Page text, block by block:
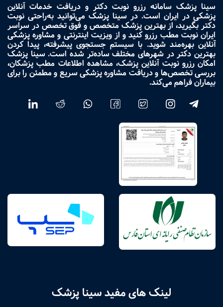
سینا پزشک سامانه رزرو نوبت دکتر و دریافت خدمات آنلاین
پزشکی در ایران است. در سینا پزشک می‌توانید به‌راحتی نوبت
دکتر بگیرید، از بهترین پزشک متخصص و فوق تخصص در سراسر
ایران نوبت مطب رزرو کنید و از ویزیت اینترنتی و مشاوره پزشکی
آنلاین بهره‌مند شوید. با سیستم جستجوی پیشرفته، پیدا کردن
بهترین دکتر در شهرهای مختلف ساده‌تر شده است. سینا پزشک
امکان رزرو نوبت آنلاین پزشک، مشاهده اطلاعات مطب پزشکان،
بررسی تخصص‌ها و دریافت مشاوره پزشکی سریع و مطمئن را برای
بیماران فراهم می‌کند.
لینک های مفید سینا پزشک